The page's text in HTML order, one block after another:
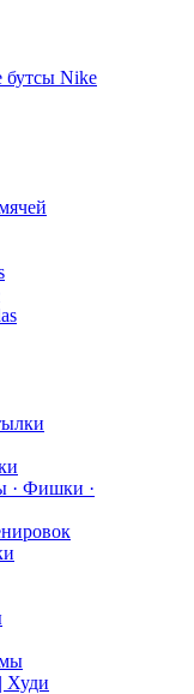
бутсы Nike
· Фишки ·
Худи